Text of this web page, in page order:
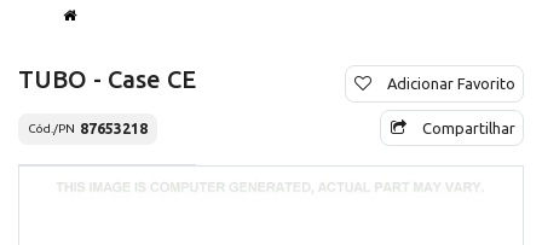
TUBO - Case CE
Cód./PN 87653218
Adicionar Favorito
Compartilhar